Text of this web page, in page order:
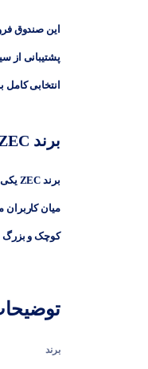
این صندوق
پشتیبانی از
انتخابی
برند ZEC؛ کیفیت و اعتماد
برند ZEC
کوچک و بزرگ
برند